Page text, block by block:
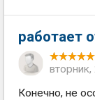
работает
Конечно, не